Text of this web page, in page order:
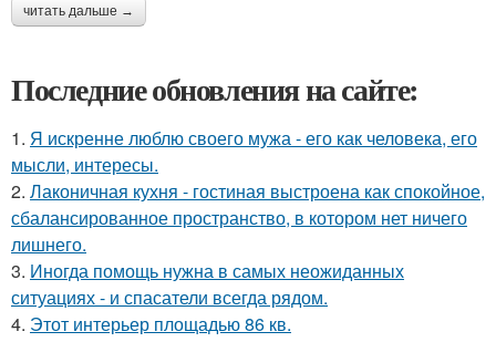
читать дальше →
Последние обновления на сайте:
1. Я искренне люблю своего мужа - его как человека, его
мысли, интересы.
2. Лаконичная кухня - гостиная выстроена как спокойное,
сбалансированное пространство, в котором нет ничего
лишнего.
3. Иногда помощь нужна в самых неожиданных
ситуациях - и спасатели всегда рядом.
4. Этот интерьер площадью 86 кв.